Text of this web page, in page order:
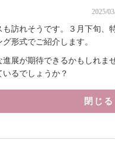
2025/
訪れそうです。３月下旬、
形式でご紹介します。
展が期待できるかもしれま
るでしょうか？
閉じる